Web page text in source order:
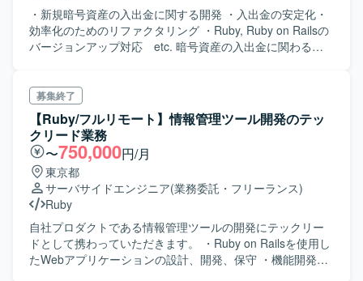
・新規暗号資産の入出金に関する開発 ・入出金の安定化・
効率化のためのリファクタリング ・Ruby, Ruby on Railsの
バージョンアップ対応 etc. 暗号資産の入出金に関わるシ
募集終了
【Ruby/フルリモート】情報管理ツール開発のテッ
クリード業務
〜750,000円/月
東京都
サーバサイドエンジニア(業務委託・フリーランス)
Ruby
自社プロダクトである情報管理ツールの開発にテックリー
ドとして携わっていただきます。 ・Ruby on Railsを使用し
たWebアプリケーションの設計、開発、保守 ・機能開発の